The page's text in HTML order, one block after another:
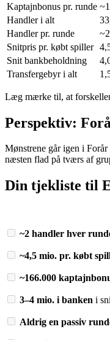
Kaptajnbonus pr. runde
Handler i alt
Handler pr. runde
Snitpris pr. købt spiller
Snit bankbeholdning
Transfergebyr i alt
Læg mærke til, at
Perspektiv:
Mønstrene går igen i
næsten flad på tværs af
Din tjekliste til
~2 handler hver
~4,5 mio. pr. købt
~166.000
3–4 mio. i banken i
Aldrig en passiv